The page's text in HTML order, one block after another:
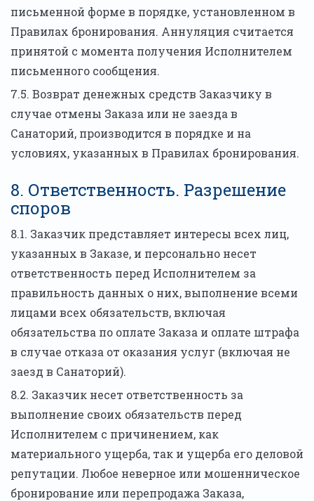
письменной форме в порядке, установленном в
Правилах бронирования. Аннуляция считается
принятой с момента получения Исполнителем
письменного сообщения.
7.5. Возврат денежных средств Заказчику в
случае отмены Заказа или не заезда в
Санаторий, производится в порядке и на
условиях, указанных в Правилах бронирования.
8. Ответственность. Разрешение
споров
8.1. Заказчик представляет интересы всех лиц,
указанных в Заказе, и персонально несет
ответственность перед Исполнителем за
правильность данных о них, выполнение всеми
лицами всех обязательств, включая
обязательства по оплате Заказа и оплате штрафа
в случае отказа от оказания услуг (включая не
заезд в Санаторий).
8.2. Заказчик несет ответственность за
выполнение своих обязательств перед
Исполнителем с причинением, как
материального ущерба, так и ущерба его деловой
репутации. Любое неверное или мошенническое
бронирование или перепродажа Заказа,